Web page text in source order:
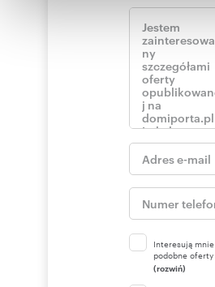
korzystania z ich usług.
Interesują mnie
podobne oferty
(rozwiń)